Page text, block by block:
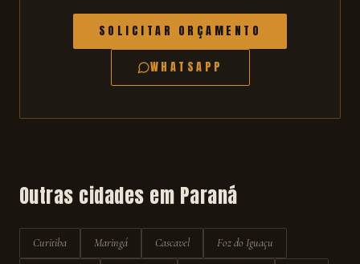
SOLICITAR ORÇAMENTO
WHATSAPP
Outras cidades em Paraná
Curitiba Maringá Cascavel Foz do Iguaçu